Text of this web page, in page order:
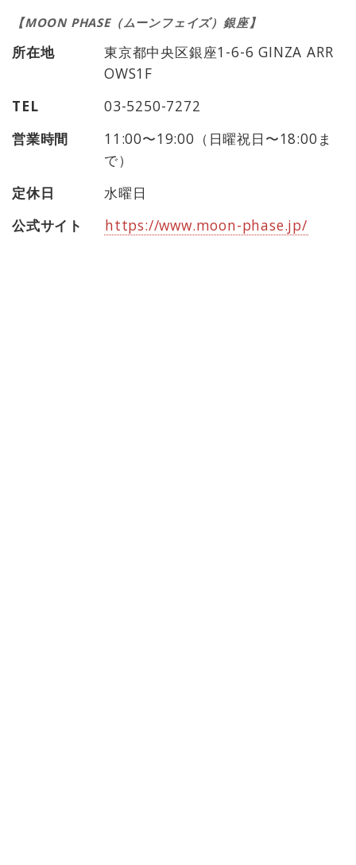
所在地
東京都中央区銀座1-6-6 GINZA ARR
OWS1F
TEL
03-5250-7272
営業時間
11:00〜19:00（日曜祝日〜18:00ま
で）
定休日
水曜日
公式サイト
https://www.moon-phase.jp/
【MOON PHASE（ムーンフェイズ）銀座】